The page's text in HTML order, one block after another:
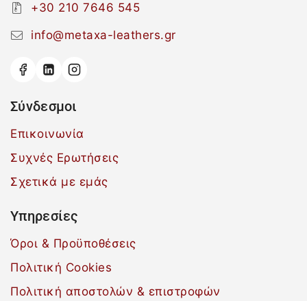
+30 210 7646 545
info@metaxa-leathers.gr
Σύνδεσμοι
Επικοινωνία
Συχνές Ερωτήσεις
Σχετικά με εμάς
Υπηρεσίες
Όροι & Προϋποθέσεις
Πολιτική Cookies
Πολιτική αποστολών & επιστροφών